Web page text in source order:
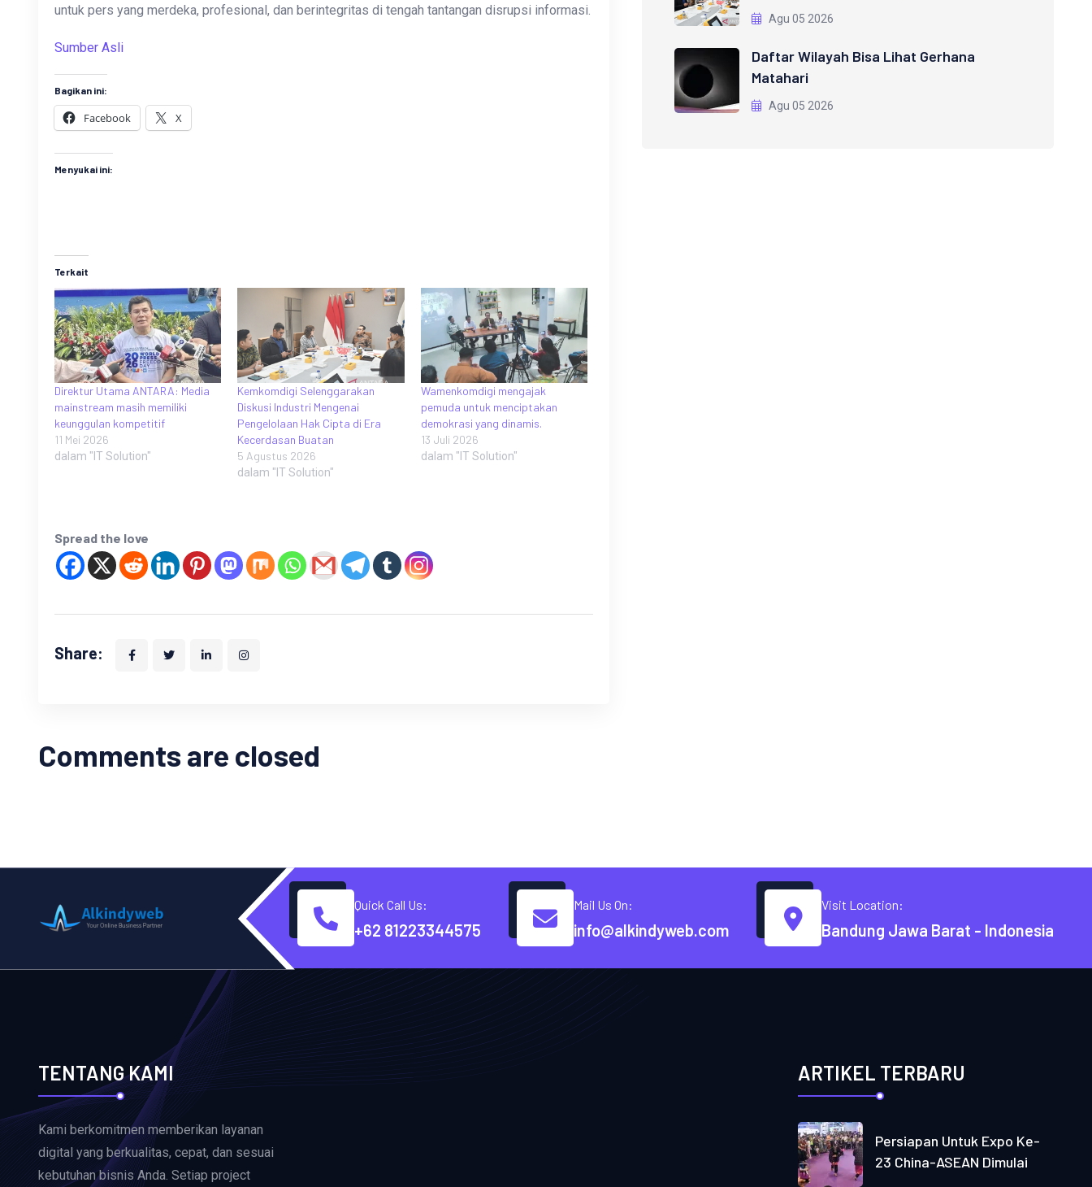
untuk pers yang merdeka, profesional, dan berintegritas di tengah tantangan disrupsi informasi.
Sumber Asli
Bagikan ini:
Facebook X
Menyukai ini:
Terkait
Direktur Utama ANTARA: Media
mainstream masih memiliki
keunggulan kompetitif
11 Mei 2026
dalam "IT Solution"
Kemkomdigi Selenggarakan
Diskusi Industri Mengenai
Pengelolaan Hak Cipta di Era
Kecerdasan Buatan
5 Agustus 2026
dalam "IT Solution"
Wamenkomdigi mengajak
pemuda untuk menciptakan
demokrasi yang dinamis.
13 Juli 2026
dalam "IT Solution"
Spread the love
Share:
Comments are closed
Agu 05 2026
Daftar Wilayah Bisa Lihat Gerhana
Matahari
Agu 05 2026
Quick Call Us:
+62 81223344575
Mail Us On:
info@alkindyweb.com
Visit Location:
Bandung Jawa Barat - Indonesia
TENTANG KAMI
Kami berkomitmen memberikan layanan
digital yang berkualitas, cepat, dan sesuai
kebutuhan bisnis Anda. Setiap project
ARTIKEL TERBARU
Persiapan Untuk Expo Ke-
23 China-ASEAN Dimulai